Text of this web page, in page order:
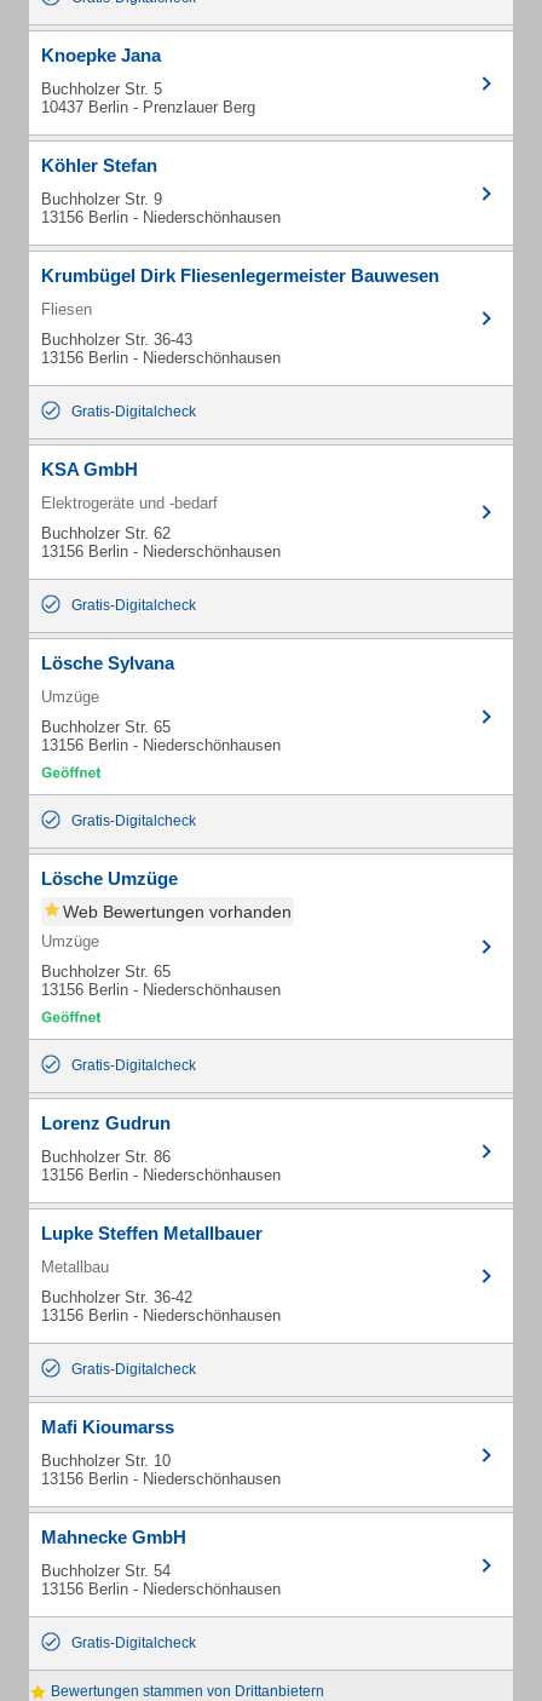
Knoepke Jana
Buchholzer Str. 5
10437 Berlin - Prenzlauer Berg
Köhler Stefan
Buchholzer Str. 9
13156 Berlin - Niederschönhausen
Krumbügel Dirk Fliesenlegermeister Bauwesen
Fliesen
Buchholzer Str. 36-43
13156 Berlin - Niederschönhausen
Gratis-Digitalcheck
KSA GmbH
Elektrogeräte und -bedarf
Buchholzer Str. 62
13156 Berlin - Niederschönhausen
Gratis-Digitalcheck
Lösche Sylvana
Umzüge
Buchholzer Str. 65
13156 Berlin - Niederschönhausen
Gratis-Digitalcheck
Lösche Umzüge
Web Bewertungen vorhanden
Umzüge
Buchholzer Str. 65
13156 Berlin - Niederschönhausen
Gratis-Digitalcheck
Lorenz Gudrun
Buchholzer Str. 86
13156 Berlin - Niederschönhausen
Lupke Steffen Metallbauer
Metallbau
Buchholzer Str. 36-42
13156 Berlin - Niederschönhausen
Gratis-Digitalcheck
Mafi Kioumarss
Buchholzer Str. 10
13156 Berlin - Niederschönhausen
Mahnecke GmbH
Buchholzer Str. 54
13156 Berlin - Niederschönhausen
Gratis-Digitalcheck
Bewertungen stammen von Drittanbietern